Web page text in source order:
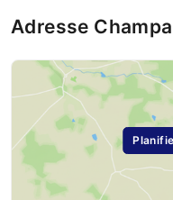
Adresse